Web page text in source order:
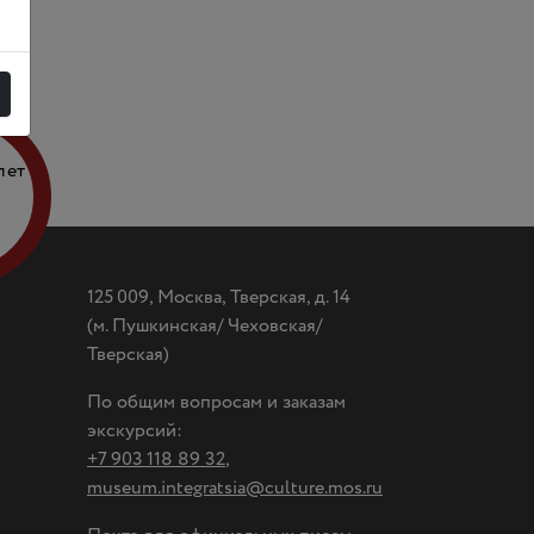
125 009, Москва, Тверская, д. 14
(м. Пушкинская/ Чеховская/
Тверская)
По общим вопросам и заказам
экскурсий:
+7 903 118 89 32,
museum.integratsia@culture.mos.ru